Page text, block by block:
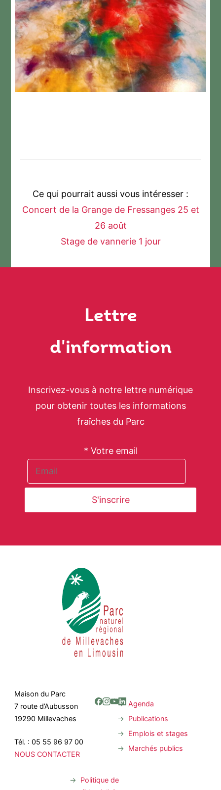
Ce qui pourrait aussi vous intéresser :
Concert de la Grange de Fressanges 25 et
26 août
Stage de vannerie 1 jour
Lettre
d'information
Inscrivez-vous à notre lettre numérique
pour obtenir toutes les informations
fraîches du Parc
* Votre email
Maison du Parc
7 route d’Aubusson
19290 Millevaches
Tél. : 05 55 96 97 00
NOUS CONTACTER
Agenda
Publications
Emplois et stages
Marchés publics
Politique de